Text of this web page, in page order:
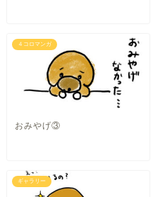
４コロマンガ
おみやげ③
ギャラリー